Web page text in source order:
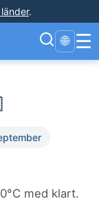
.
🌐 ☰
med klart.